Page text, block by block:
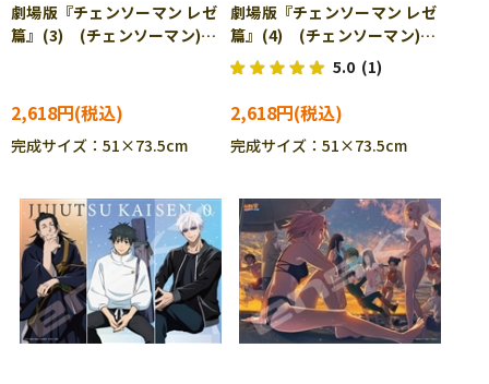
劇場版『チェンソーマン レゼ
篇』(3) (チェンソーマン)
2,618円
完成サイズ：51×73.5cm
劇場版『チェンソーマン レゼ
篇』(4) (チェンソーマン)
1000ピース ジグソーパズ
ル ENS-1000T-559
5.0 (1)
2,618円
完成サイズ：51×73.5cm